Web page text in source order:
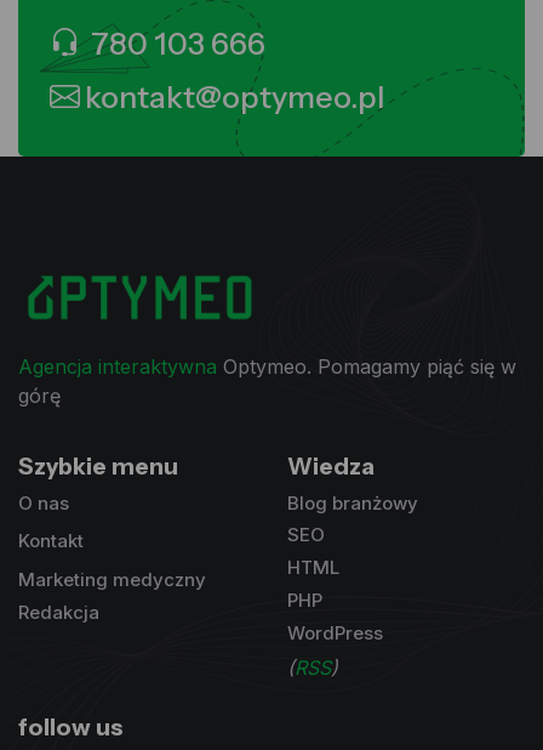
780 103 666
kontakt@optymeo.pl
Agencja interaktywna Optymeo. Pomagamy piąć się w
górę
Szybkie menu
O nas
Kontakt
Marketing medyczny
Redakcja
Wiedza
Blog branżowy
SEO
HTML
PHP
WordPress
(RSS)
follow us